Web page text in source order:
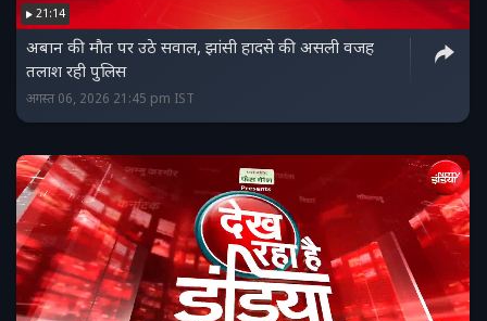
21:14
अबान की मौत पर उठे सवाल, झांसी हादसे की असली वजह
तलाश रही पुलिस
अगस्त 06, 2026 21:45 pm IST